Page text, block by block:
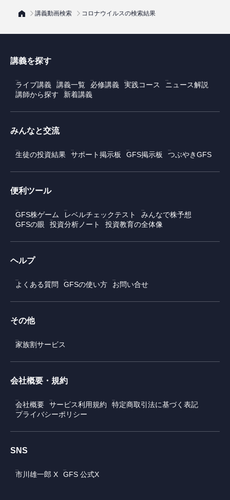
講義動画検索 コロナウイルスの検索結果
講義を探す
ライブ講義 講義一覧 必修講義 実践コース
ニュース解説
講師から探す
新着講義
みんなと交流
生徒の投資結果 サポート掲示板 GFS掲示板 つぶやきGFS
便利ツール
GFS株ゲーム レベルチェックテスト
みんなで株予想
GFSの眼
投資分析ノート 投資教育の全体像
ヘルプ
よくある質問 GFSの使い方 お問い合せ
その他
家族割サービス
会社概要・規約
会社概要 サービス利用規約
特定商取引法に基づく表記
プライバシーポリシー
SNS
市川雄一郎 X GFS 公式X